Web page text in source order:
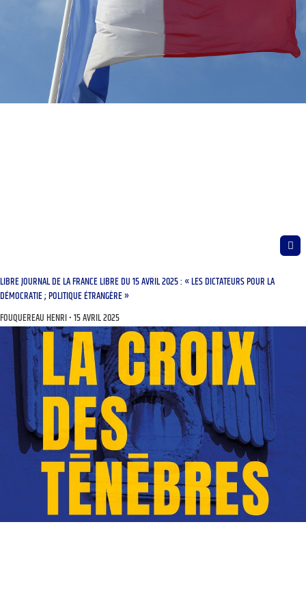
LIBRE JOURNAL DE LA FRANCE LIBRE DU 15 AVRIL 2025 : « LES DICTATEURS POUR LA
DÉMOCRATIE ; POLITIQUE ÉTRANGÈRE »
FOUQUEREAU HENRI 15 AVRIL 2025